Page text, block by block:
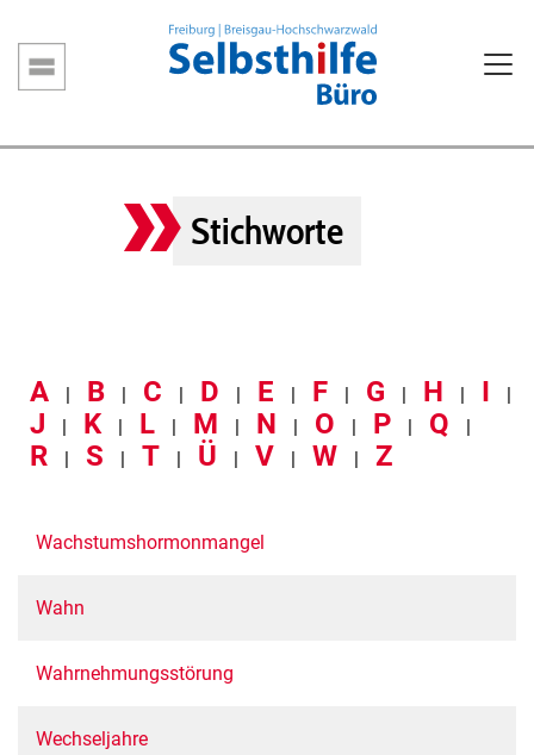
zum
Inhalt
Hauptnavigation
Stichworte
A | B | C | D | E | F | G | H | I |
J | K | L | M | N | O | P | Q |
R | S | T | Ü | V | W | Z
Wachstumshormonmangel
Wahn
Wahrnehmungsstörung
Wechseljahre